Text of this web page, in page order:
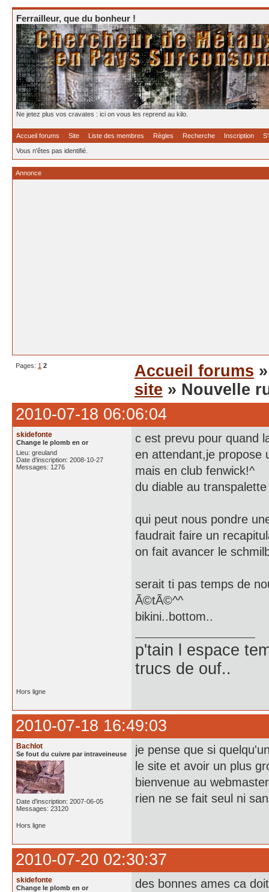
Ferrailleur, que du bonheur !
Ne jetez plus vos cravates : ici on vous les reprend au kilo.
Accueil forums Site Liste des membres Règles Recherche Inscription
Vous n'êtes pas identifié.
Annonce
Pages: 1 2 Accueil forums
site » Nouvelle
2010-07-18 06:06:04
skidefonte
Change le plomb en or
Lieu: greuland
Date d'inscription: 2008-10-27
Messages: 1276
c est prevu pour quand
en attendant,je propose
mais en club fenwick!^
du diable au
qui peut nous pondre
faudrait faire un
on fait avancer le
serait ti pas temps de
Ã©tÃ©^^
bikini..bottom..
p'tain l espace
trucs de ouf..
Hors ligne
2010-07-18 16:49:03
Bachlot
Se fout du cuivre par intraveineuse
Date d'inscription: 2007-06-05
Messages: 23120
je pense que si
le site et avoir un plus
bienvenue au
rien ne se fait seul ni
Hors ligne
2010-07-20 02:30:37
skidefonte
Change le plomb en or
des bonnes ames ca